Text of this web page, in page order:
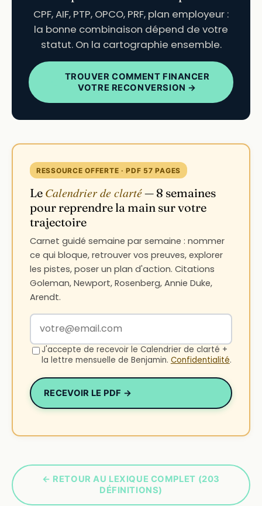
CPF, AIF, PTP, OPCO, PRF, plan employeur :
la bonne combinaison dépend de votre
statut. On la cartographie ensemble.
TROUVER COMMENT FINANCER
VOTRE RECONVERSION →
RESSOURCE OFFERTE · PDF 57 PAGES
Le Calendrier de clarté— 8 semaines
pour reprendre la main sur votre
trajectoire
Carnet guidé semaine par semaine : nommer
ce qui bloque, retrouver vos preuves, explorer
les pistes, poser un plan d'action. Citations
Goleman, Newport, Rosenberg, Annie Duke,
Arendt.
Votre adresse email
J'accepte de recevoir le Calendrier de clarté +
la lettre mensuelle de Benjamin. Confidentialité.
RECEVOIR LE PDF →
← RETOUR AU LEXIQUE COMPLET (203
DÉFINITIONS)